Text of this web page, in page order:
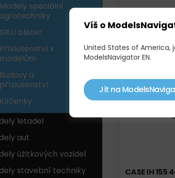
Modely speciální
agrotechniky
SIKU blister
Příslušenství k
modelům
Budovy a
příslušenství
Klíčenky
letadel
aut
úžitkových vozidel
stavební techniky
MASSEY
842,00 KČ
CASE IH 155
Víš o
United States of America,
ModelsNavigator EN.
Jít na